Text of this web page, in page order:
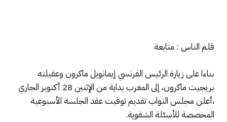
قلم الناس : متابعة
بناءا على زيارة الرئيس الفرنسي إيمانويل ماكرون وعقيلته
بريجيت ماكرون، إلى المغرب بداية من الإثنين 28 أكتوبر الجاري
،أعلن مجلس النواب تقديم توقيت عقد الجلسة الأسبوعية
المخصصة للأسئلة الشفوية.